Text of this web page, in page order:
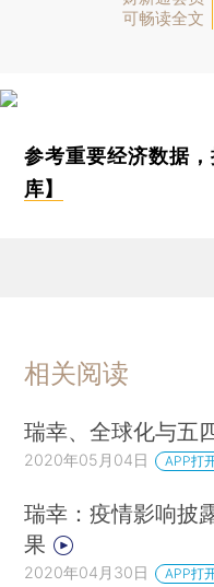
可畅读全文
参考重要经济数据
库】
相关阅读
瑞幸、全球化与五
2020年05月04日 APP打
瑞幸：疫情影响披
果
2020年04月30日 APP打